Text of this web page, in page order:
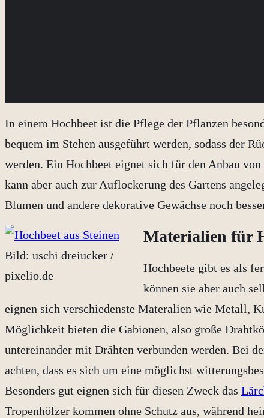
In einem Hochbeet ist die Pflege der Pflanzen
bequem im Stehen ausgeführt werden, sodass der
werden. Ein Hochbeet eignet sich für den Anbau
kann aber auch zur Auflockerung des Gartens
Blumen und andere dekorative Gewächse noch
Bild: uschi dreiucker /
pixelio.de
Materialien für
Hochbeete gibt es als
können sie aber auch
eignen sich verschiedenste Materalien wie Metall,
Möglichkeit bieten die Gabionen, also große
untereinander mit Drähten verbunden werden. Bei
achten, dass es sich um eine möglichst
Besonders gut eignen sich für diesen Zweck das
Tropenhölzer kommen ohne Schutz aus, während